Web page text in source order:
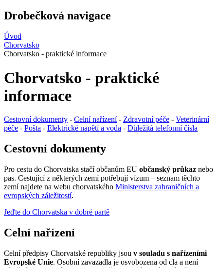
Drobečková navigace
Úvod
Chorvatsko
Chorvatsko - praktické informace
Chorvatsko - praktické
informace
Cestovní dokumenty - Celní nařízení- Zdravotní péče - Veterinární
péče - Pošta - Elektrické napětí a voda - Důležitá telefonní čísla
Cestovní dokumenty
Pro cestu do Chorvatska stačí občanům EU občanský průkaz nebo
pas. Cestující z některých zemí potřebují vízum – seznam těchto
zemí najdete na webu chorvatského Ministerstva zahraničních a
evropských záležitostí.
Jeďte do Chorvatska v dobré partě
Celní nařízení
Celní předpisy Chorvatské republiky jsou v souladu s nařízeními
Evropské Unie. Osobní zavazadla je osvobozena od cla a není